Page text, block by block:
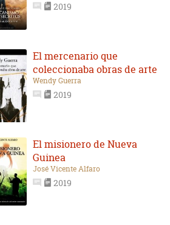
2019
El mercenario que
coleccionaba obras de arte
Wendy Guerra
2019
El misionero de Nueva
Guinea
José Vicente Alfaro
2019